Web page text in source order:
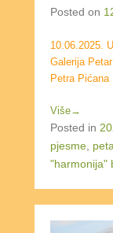
Posted on
10.06.2025.
Galerija
Petra Pićana
Više→
Posted in
pjesme
"harmonija"